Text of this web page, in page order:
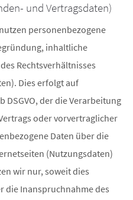
und Vertragsdaten)
personenbezogene
inhaltliche
Rechtsverhältnisses
Dies erfolgt auf
DSGVO, der die Verarbeitung
oder vorvertraglicher
Daten über die
(Nutzungsdaten)
wir nur, soweit dies
die Inanspruchnahme des